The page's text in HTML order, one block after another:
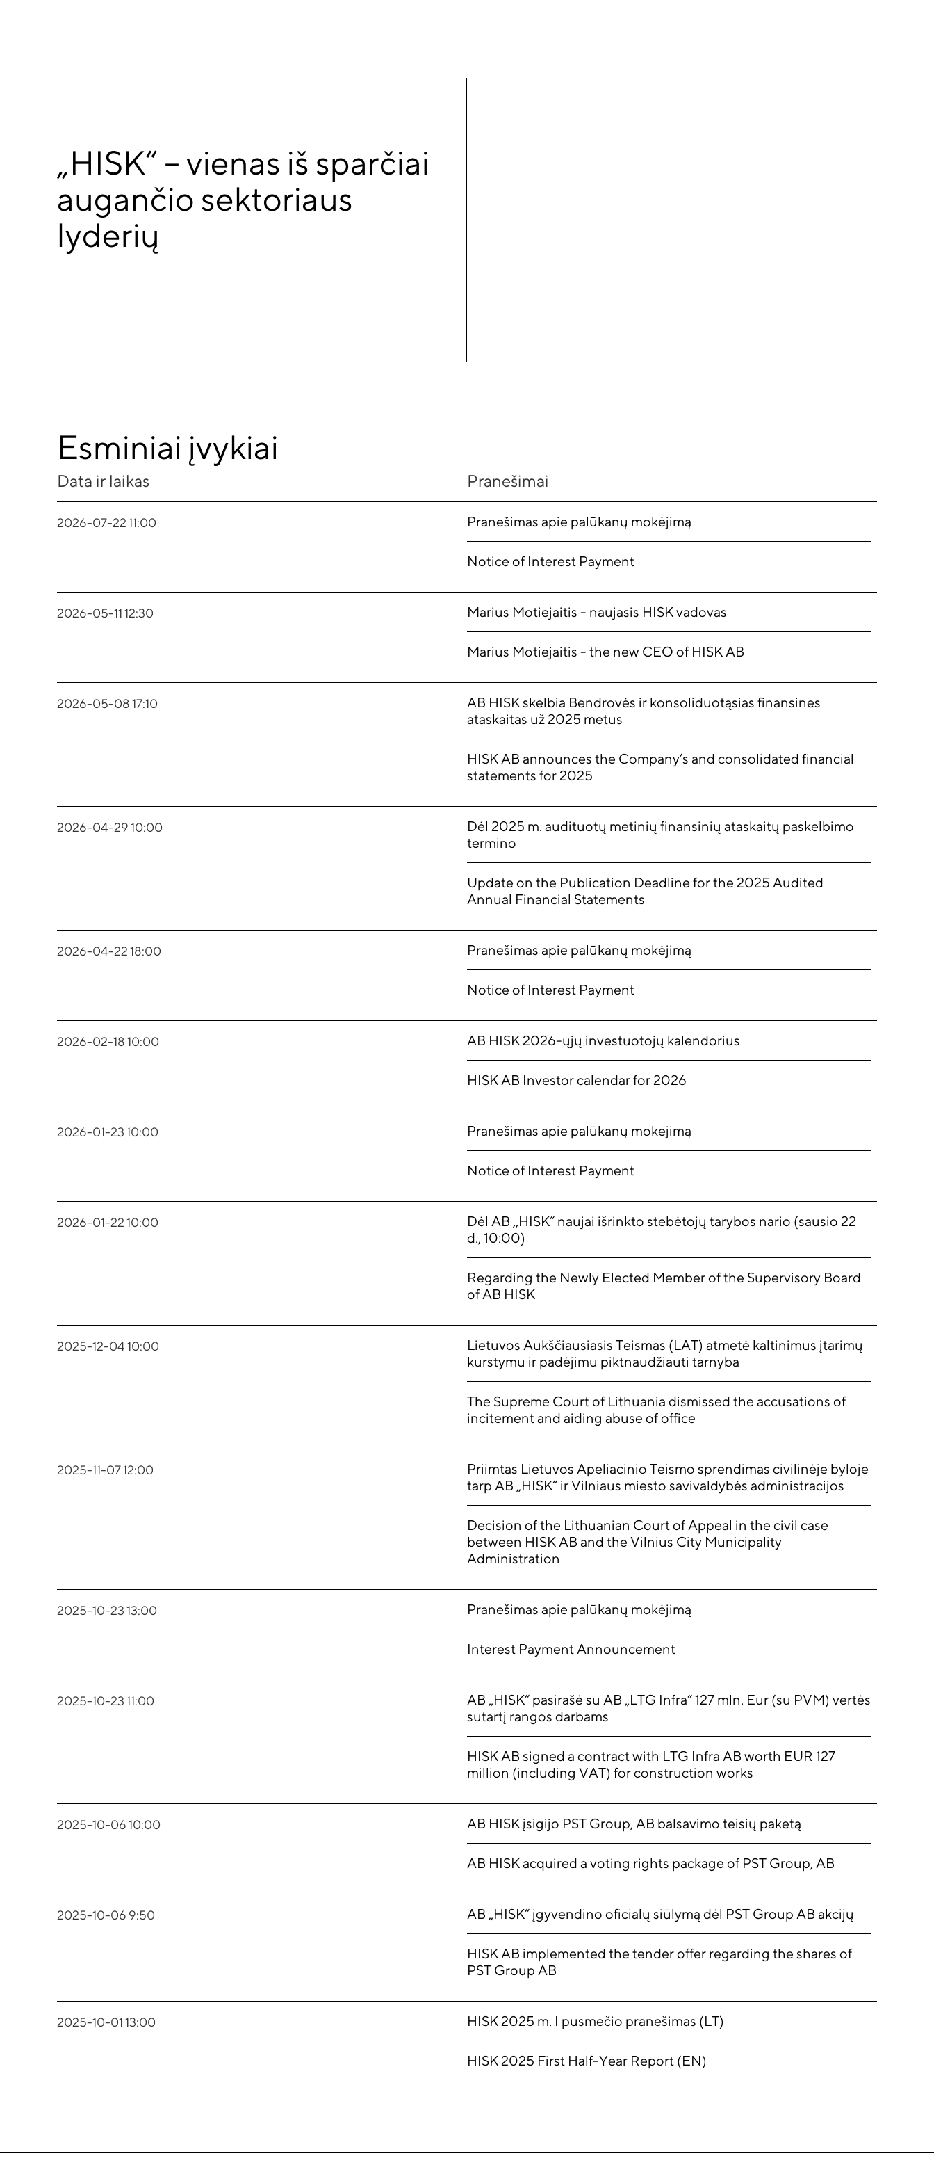
„HISK“ – vienas iš sparčiai
augančio sektoriaus
lyderių
Esminiai įvykiai
Data ir laikas
2026-07-22 11:00
Pranešimai
Pranešimas apie palūkanų mokėjimą
Notice of Interest Payment
2026-05-11 12:30 Marius Motiejaitis - naujasis HISK vadovas
Marius Motiejaitis - the new CEO of HISK AB
2026-05-08 17:10
AB HISK skelbia Bendrovės ir konsoliduotąsias finansines
ataskaitas už 2025 metus
HISK AB announces the Company’s and consolidated financial
statements for 2025
2026-04-29 10:00
Dėl 2025 m. audituotų metinių finansinių ataskaitų paskelbimo
termino
Update on the Publication Deadline for the 2025 Audited
Annual Financial Statements
2026-04-22 18:00 Pranešimas apie palūkanų mokėjimą
Notice of Interest Payment
2026-02-18 10:00 AB HISK 2026-ųjų investuotojų kalendorius
HISK AB Investor calendar for 2026
2026-01-23 10:00 Pranešimas apie palūkanų mokėjimą
Notice of Interest Payment
2026-01-22 10:00
Dėl AB ,,HISK“ naujai išrinkto stebėtojų tarybos nario (sausio 22
d., 10:00)
Regarding the Newly Elected Member of the Supervisory Board
of AB HISK
2025-12-04 10:00
Lietuvos Aukščiausiasis Teismas (LAT) atmetė kaltinimus įtarimų
kurstymu ir padėjimu piktnaudžiauti tarnyba
The Supreme Court of Lithuania dismissed the accusations of
incitement and aiding abuse of office
2025-11-07 12:00
Priimtas Lietuvos Apeliacinio Teismo sprendimas civilinėje byloje
tarp AB „HISK“ ir Vilniaus miesto savivaldybės administracijos
Decision of the Lithuanian Court of Appeal in the civil case
between HISK AB and the Vilnius City Municipality
Administration
2025-10-23 13:00 Pranešimas apie palūkanų mokėjimą
Interest Payment Announcement
2025-10-23 11:00
AB „HISK“ pasirašė su AB „LTG Infra“ 127 mln. Eur (su PVM) vertės
sutartį rangos darbams
HISK AB signed a contract with LTG Infra AB worth EUR 127
million (including VAT) for construction works
2025-10-06 10:00 AB HISK įsigijo PST Group, AB balsavimo teisių paketą
AB HISK acquired a voting rights package of PST Group, AB
2025-10-06 9:50 AB „HISK“ įgyvendino oficialų siūlymą dėl PST Group AB akcijų
HISK AB implemented the tender offer regarding the shares of
PST Group AB
2025-10-01 13:00 HISK 2025 m. I pusmečio pranešimas (LT)
HISK 2025 First Half-Year Report (EN)